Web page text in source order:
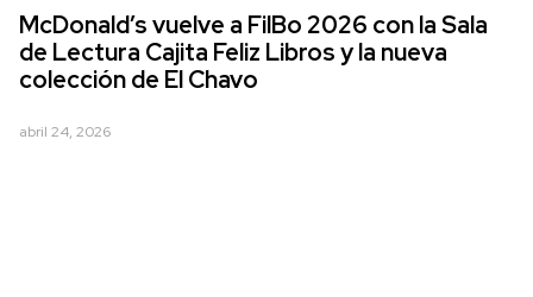
McDonald’s vuelve a FilBo 2026 con la Sala
de Lectura Cajita Feliz Libros y la nueva
colección de El Chavo
abril 24, 2026